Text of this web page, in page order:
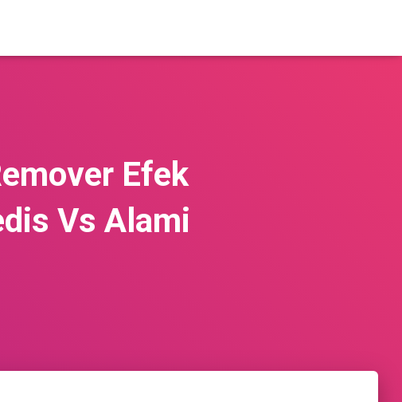
Efek
Vs Alami